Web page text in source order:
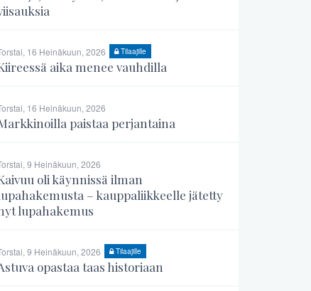
16 Heinäkuun, 2026 Tilaajille
aika menee vauhdilla
16 Heinäkuun, 2026
paistaa perjantaina
9 Heinäkuun, 2026
oli käynnissä ilman
– kauppaliikkeelle jätetty
lupahakemus
9 Heinäkuun, 2026 Tilaajille
opastaa taas historiaan